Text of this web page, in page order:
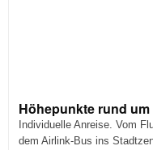
Höhepunkte rund
Individuelle Anreise. Vom
dem Airlink-Bus ins